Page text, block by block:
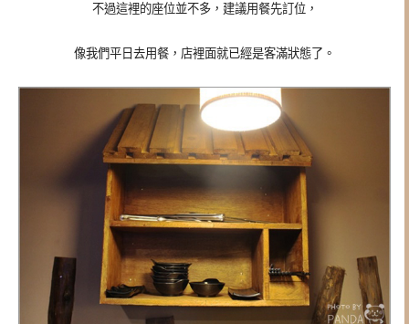
不過這裡的座位並不多，建議用餐先訂位，
像我們平日去用餐，店裡面就已經是客滿狀態了。